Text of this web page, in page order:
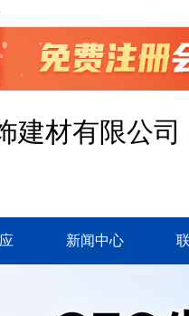
建材有限公司
新闻中心